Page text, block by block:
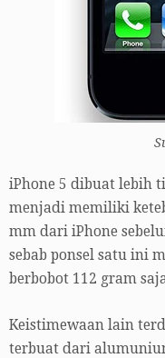
iPhone 5 dibuat lebih
menjadi memiliki
mm dari iPhone
sebab ponsel satu ini
berbobot 112 gram
Keistimewaan lain
terbuat dari